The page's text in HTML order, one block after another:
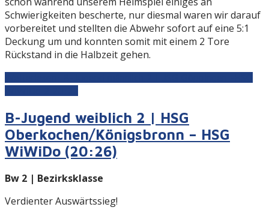
Schwierigkeiten bescherte, nur diesmal waren wir darauf
vorbereitet und stellten die Abwehr sofort auf eine 5:1
Deckung um und konnten somit mit einem 2 Tore
Rückstand in die Halbzeit gehen.
B-Jugend weiblich 2 | HSG
Oberkochen/Königsbronn – HSG
WiWiDo (20:26)
Bw 2 | Bezirksklasse
Verdienter Auswärtssieg!